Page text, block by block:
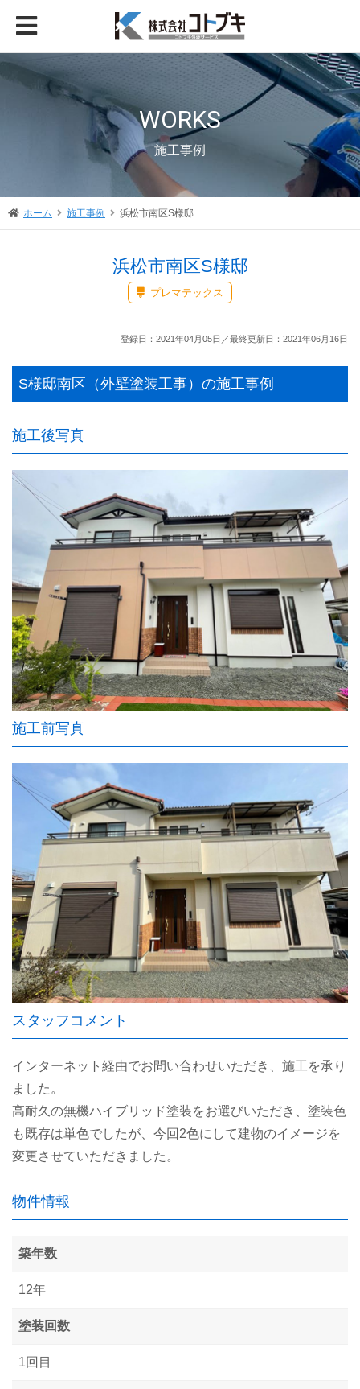
WORKS
施工事例
ホーム 施工事例 浜松市南区S様邸
浜松市南区S様邸
プレマテックス
登録日：2021年04月05日／最終更新日：2021年06月16日
S様邸南区（外壁塗装工事）の施工事例
施工後写真
施工前写真
スタッフコメント
インターネット経由でお問い合わせいただき、施工を承り
ました。
高耐久の無機ハイブリッド塗装をお選びいただき、塗装色
も既存は単色でしたが、今回2色にして建物のイメージを
変更させていただきました。
物件情報
築年数
12年
塗装回数
1回目